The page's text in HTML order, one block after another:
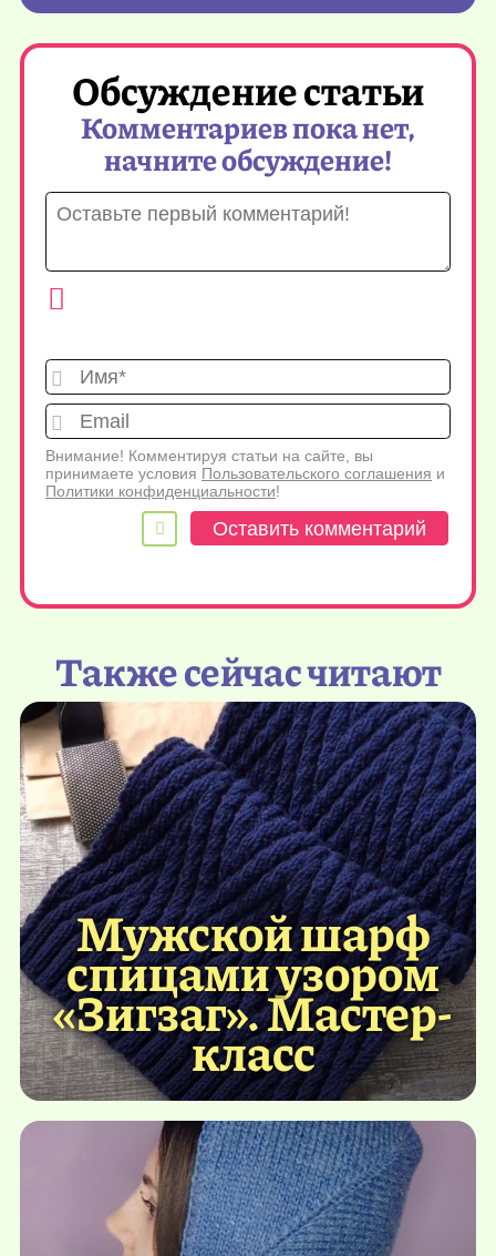
Обсуждение статьи
Комментариев пока нет,
начните обсуждение!
Имя*
Внимание! Комментируя статьи на сайте, вы
принимаете условия Пользовательского соглашения и
Политики конфиденциальности!
Также сейчас читают
Мужской шарф
спицами узором
«Зигзаг». Мастер-
класс